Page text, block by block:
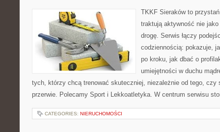
TKKF Sieraków to
traktują aktywność nie
drogę. Serwis łączy
codziennością: pokazuje,
po kroku, jak dbać o
umiejętności w duchu
tych, którzy chcą trenować skuteczniej, niezależnie od tego, czy
przerwie. Polecamy Sport i Lekkoatletyka. W centrum serwisu
CATEGORIES: NIERUCHOMOŚCI